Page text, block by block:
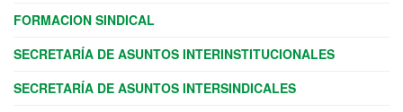
FORMACION SINDICAL
SECRETARÍA DE ASUNTOS INTERINSTITUCIONALES
SECRETARÍA DE ASUNTOS INTERSINDICALES